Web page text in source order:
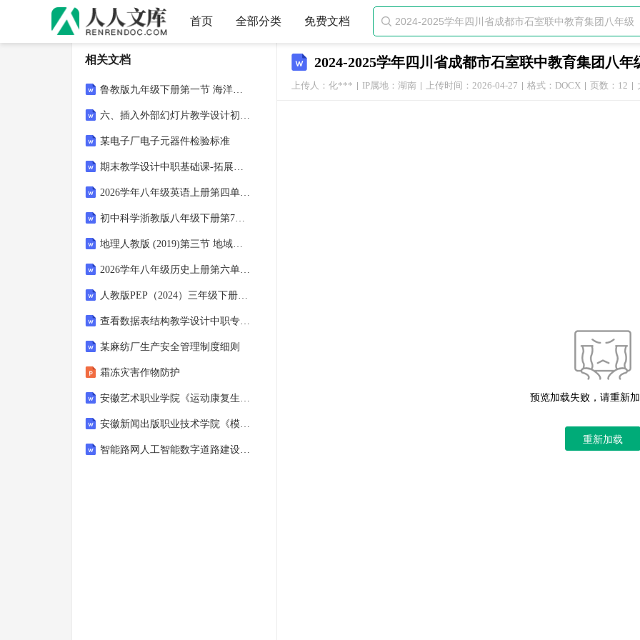
首页 全部分类 免费文档 
2024-2025学年四川省成都市石室联中教育集团八
上传人：化*** IP属地：湖南 上传时间：2026-04-27 格式：DOCX 页数：12
预览加载失败，请重新
重新加载
相关文档
鲁教版九年级下册第一节 海洋化学资源教案
六、插入外部幻灯片教学设计初中信息技术沪科版八年级下册-沪科版
某电子厂电子元器件检验标准
期末教学设计中职基础课-拓展模块-外研版（2021）-(英语)-52
2026学年八年级英语上册第四单元考点梳理第一次月考含答案及解析
初中科学浙教版八年级下册第7节 元素符号表示的量教案
地理人教版 (2019)第三节 地域文化与城乡景观教案
2026学年八年级历史上册第六单元基础巩固专项训练含答案及解析
人教版PEP（2024）三年级下册（2024）Unit 3 Learning better获奖教学设计及反思
查看数据表结构教学设计中职专业课-MySQL数据库-计算机类-电子与信息大类
某麻纺厂生产安全管理制度细则
霜冻灾害作物防护
安徽艺术职业学院《运动康复生物力学》2025-2026学年期末试卷
安徽新闻出版职业技术学院《模拟导游》2025-2026学年期末试卷
智能路网人工智能数字道路建设项目需求